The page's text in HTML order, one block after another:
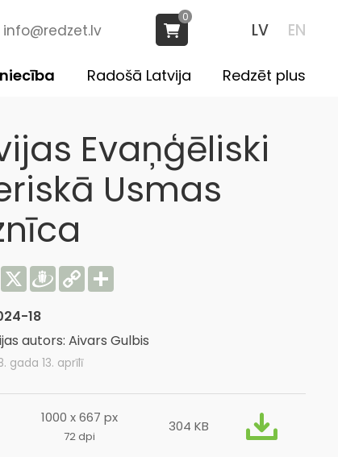
LV EN
info@redzet.lv
0
Redzēt plus
Radošā Latvija
Evaņģēliski
Usmas
X Draugiem
Copy
Link
Share
18
autors: Aivars Gulbis
gada 13. aprīlī
1000 x 667 px
72 dpi
304 KB